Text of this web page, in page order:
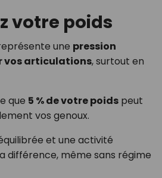
votre poids
une pression
vos articulations, surtout en
que 5 % de votre poidspeut
vos genoux.
et une activité
différence, même sans régime